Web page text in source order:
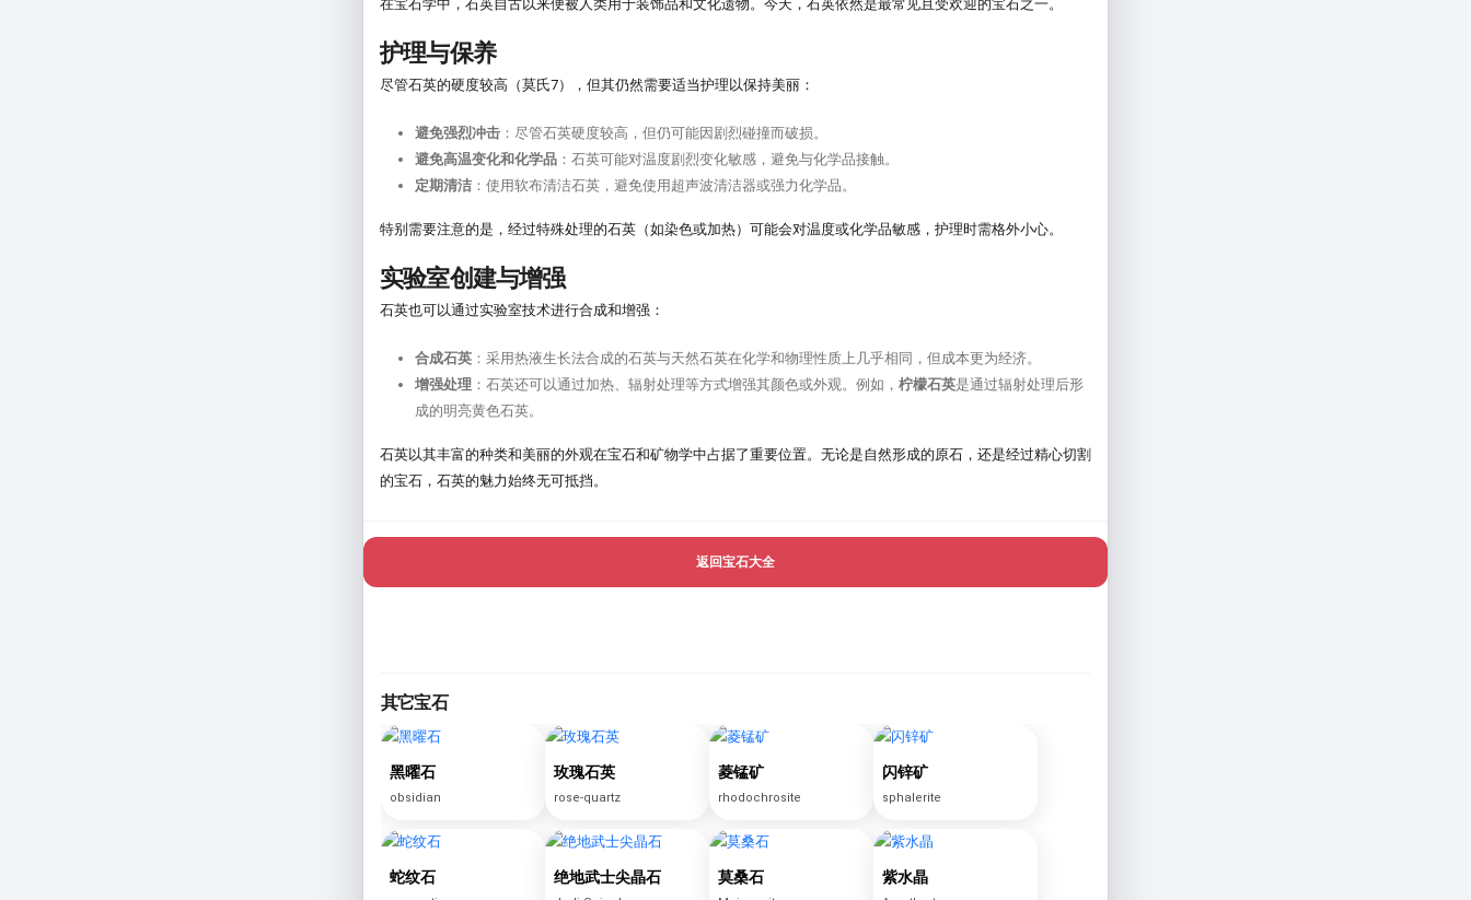
在宝石学中，石英自古以来便被人类用于装饰品和文化遗物。今天，石英依然是最常见且受欢迎的宝石之一。
护理与保养
尽管石英的硬度较高（莫氏7），但其仍然需要适当护理以保持美丽：
避免强烈冲击 ：尽管石英硬度较高，但仍可能因剧烈碰撞而破损。
避免高温变化和化学品 ：石英可能对温度剧烈变化敏感，避免与化学品接触。
定期清洁 ：使用软布清洁石英，避免使用超声波清洁器或强力化学品。
特别需要注意的是，经过特殊处理的石英（如染色或加热）可能会对温度或化学品敏感，护理时需格外小心。
实验室创建与增强
石英也可以通过实验室技术进行合成和增强：
合成石英 ：采用热液生长法合成的石英与天然石英在化学和物理性质上几乎相同，但成本更为经济。
增强处理 ：石英还可以通过加热、辐射处理等方式增强其颜色或外观。例如， 柠檬石英是通过辐射处理后形
成的明亮黄色石英。
石英以其丰富的种类和美丽的外观在宝石和矿物学中占据了重要位置。无论是自然形成的原石，还是经过精心切割
的宝石，石英的魅力始终无可抵挡。
返回宝石大全
其它宝石
黑曜石
obsidian
玫瑰石英
rose-quartz
菱锰矿
rhodochrosite
闪锌矿
sphalerite
蛇纹石 绝地武士尖晶石 莫桑石 紫水晶